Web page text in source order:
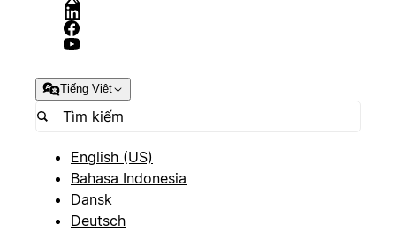
Tiếng Việt
English (US)
Bahasa Indonesia
Dansk
Deutsch